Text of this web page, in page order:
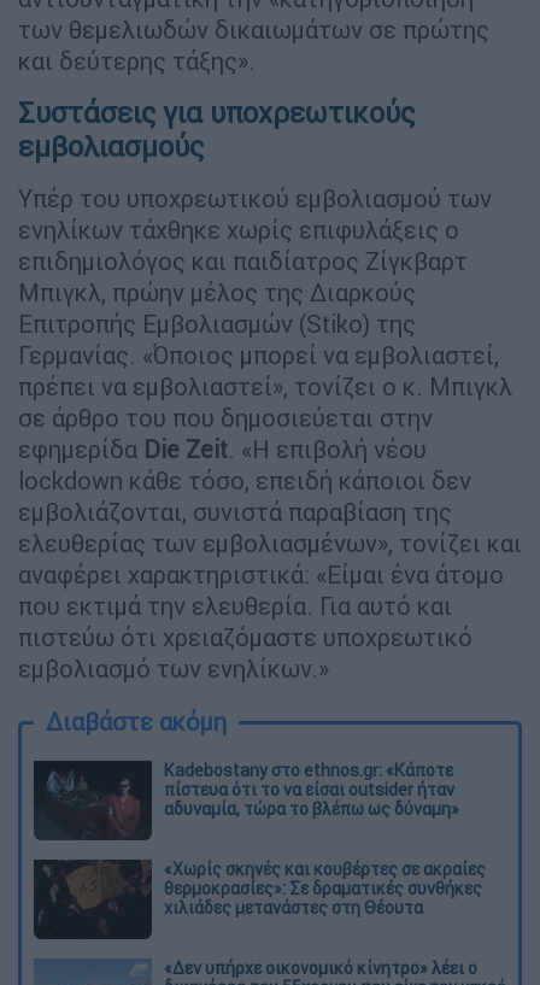
των θεμελιωδών δικαιωμάτων σε πρώτης
και δεύτερης τάξης».
Συστάσεις για υποχρεωτικούς
εμβολιασμούς
Υπέρ του υποχρεωτικού εμβολιασμού των
ενηλίκων τάχθηκε χωρίς επιφυλάξεις ο
επιδημιολόγος και παιδίατρος Ζίγκβαρτ
Μπιγκλ, πρώην μέλος της Διαρκούς
Επιτροπής Εμβολιασμών (Stiko) της
Γερμανίας. «Όποιος μπορεί να εμβολιαστεί,
πρέπει να εμβολιαστεί», τονίζει ο κ. Μπιγκλ
σε άρθρο του που δημοσιεύεται στην
εφημερίδα Die Zeit. «Η επιβολή νέου
lockdown κάθε τόσο, επειδή κάποιοι δεν
εμβολιάζονται, συνιστά παραβίαση της
ελευθερίας των εμβολιασμένων», τονίζει και
αναφέρει χαρακτηριστικά: «Είμαι ένα άτομο
που εκτιμά την ελευθερία. Για αυτό και
πιστεύω ότι χρειαζόμαστε υποχρεωτικό
εμβολιασμό των ενηλίκων.»
Διαβάστε ακόμη
Kadebostany στο ethnos.gr: «Κάποτε
πίστευα ότι το να είσαι outsider ήταν
αδυναμία, τώρα το βλέπω ως δύναμη»
«Χωρίς σκηνές και κουβέρτες σε ακραίες
θερμοκρασίες»: Σε δραματικές συνθήκες
χιλιάδες μετανάστες στη Θέουτα
«Δεν υπήρχε οικονομικό κίνητρο» λέει ο